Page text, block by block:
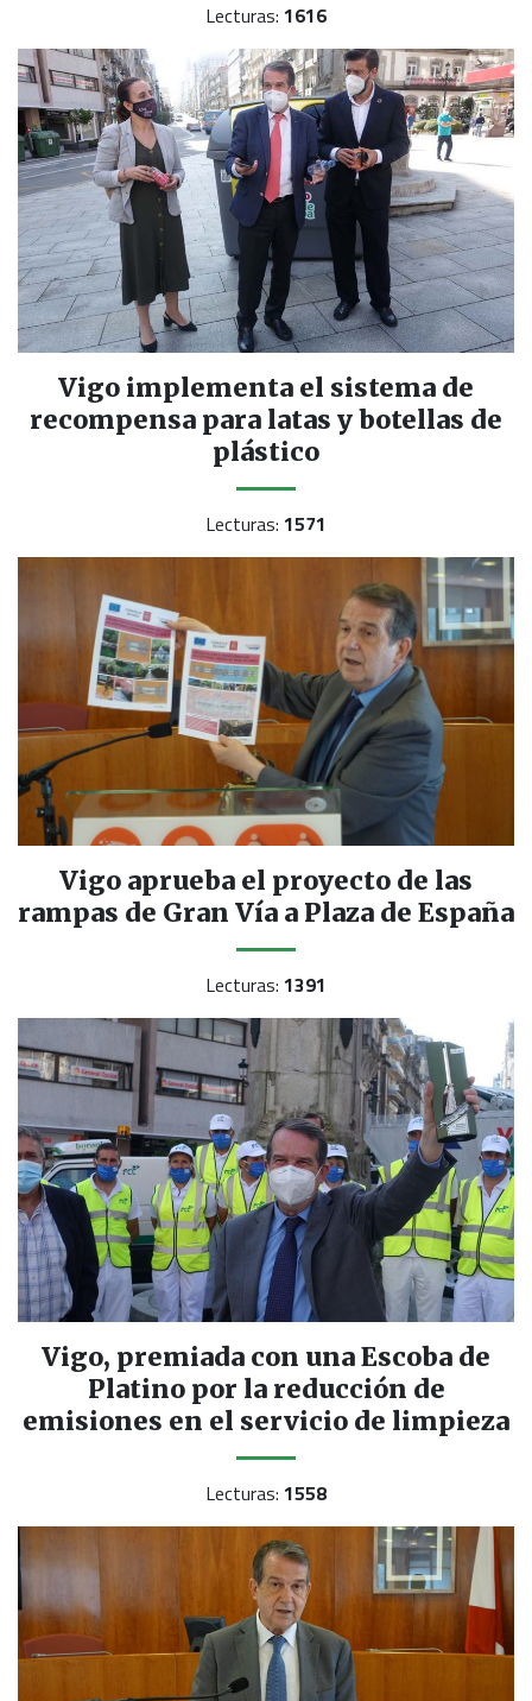
Lecturas: 1616
Vigo implementa el sistema de
recompensa para latas y botellas de
plástico
Lecturas: 1571
Vigo aprueba el proyecto de las
rampas de Gran Vía a Plaza de España
Lecturas: 1391
Vigo, premiada con una Escoba de
Platino por la reducción de
emisiones en el servicio de limpieza
Lecturas: 1558